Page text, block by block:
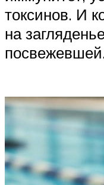
токсинов. И
на